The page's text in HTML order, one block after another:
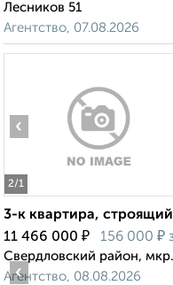
Лесников 51
Агентство, 07.08.2026
2/1
‹
3-к квартира,
11 466 000 ₽ 156 000 ₽
Свердловский район,
Агентство, 08.08.2026
‹